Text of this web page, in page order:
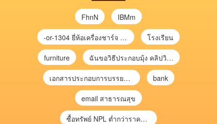
FhnN IBMm
-or-1304 ยี่ห้อเครื่องชาร์จ chargecore โรงเรียน
furniture ฉันขอวิธีประกอบมุ้ง คลิปวิดีโอ การประกอบมุ้ง
เอกสารประกอบการบรรยาย การประเมินความเสี่ยงเพื่อวางแผนการตรวจสอบ \ bank
email สาธารณสุข
ซื้อทรัพย์ NPL ต่ำกว่าราคาตลาด 30-70% แบบไม่ต้องไปประมูล”